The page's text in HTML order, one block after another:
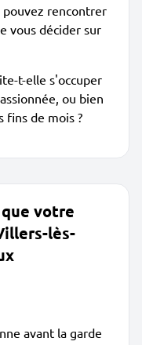
rencontrer
vous décider sur
t-elle s'occuper
ou bien
fins de mois ?
votre
lès-
avant la garde